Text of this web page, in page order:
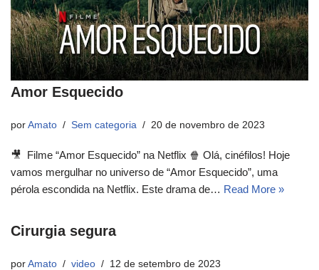
Amor Esquecido
por Amato Sem categoria 20 de novembro de 2023
🎥 Filme “Amor Esquecido” na Netflix 🍿 Olá, cinéfilos! Hoje
vamos mergulhar no universo de “Amor Esquecido”, uma
pérola escondida na Netflix. Este drama de… Read More »
Cirurgia segura
por Amato video 12 de setembro de 2023